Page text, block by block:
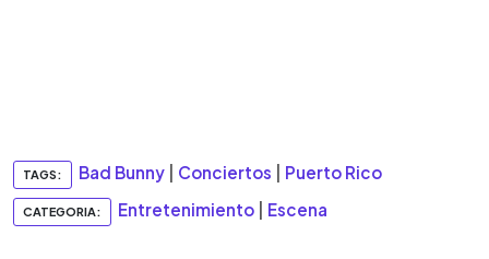
TAGS: Bad Bunny Conciertos Puerto Rico
CATEGORIA: Entretenimiento Escena